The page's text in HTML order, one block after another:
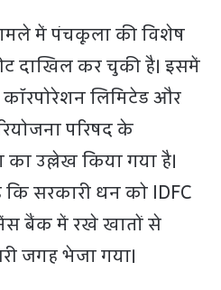
में पंचकूला की विशेष
दाखिल कर चुकी है। इसमें
लिमिटेड और
परिषद के
उल्लेख किया गया है।
सरकारी धन को IDFC
बैंक में रखे खातों से
जगह भेजा गया।